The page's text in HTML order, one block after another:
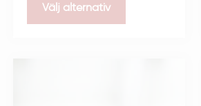
Välj alternativ